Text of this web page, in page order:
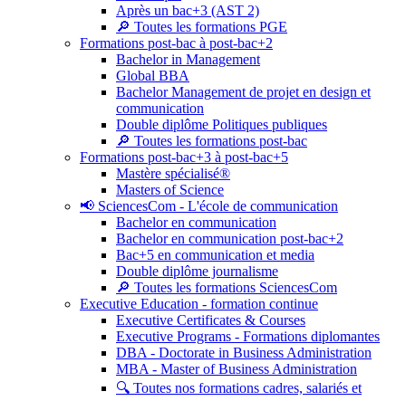
Après un bac+3 (AST 2)
🔎 Toutes les formations PGE
Formations post-bac à post-bac+2
Bachelor in Management
Global BBA
Bachelor Management de projet en design et
communication
Double diplôme Politiques publiques
🔎 Toutes les formations post-bac
Formations post-bac+3 à post-bac+5
Mastère spécialisé®
Masters of Science
📢 SciencesCom - L'école de communication
Bachelor en communication
Bachelor en communication post-bac+2
Bac+5 en communication et media
Double diplôme journalisme
🔎 Toutes les formations SciencesCom
Executive Education - formation continue
Executive Certificates & Courses
Executive Programs - Formations diplomantes
DBA - Doctorate in Business Administration
MBA - Master of Business Administration
🔍 Toutes nos formations cadres, salariés et